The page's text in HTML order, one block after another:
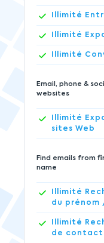
Illimité
Illimité
Illimité
Email, phone &
websites
Illimité
sites Web
Find emails from
name
Illimité
du prénom
Illimité
de contact